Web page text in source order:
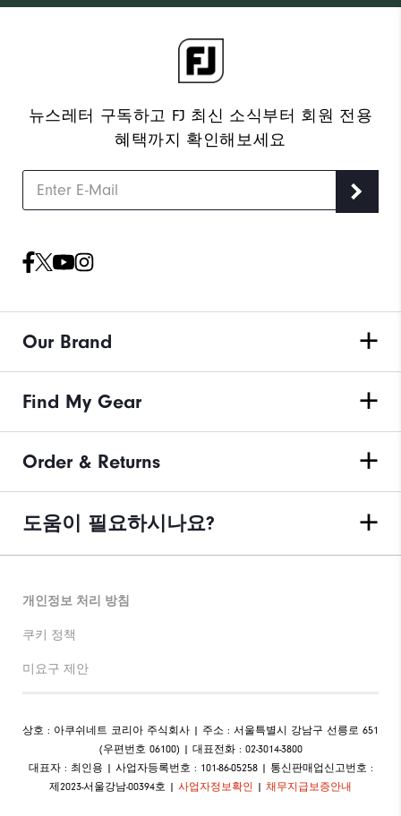
뉴스레터 구독하고 FJ 최신 소식부터 회원 전용
혜택까지 확인해보세요
Our Brand
Find My Gear
Order & Returns
도움이 필요하시나요?
개인정보 처리 방침
쿠키 정책
미요구 제안
상호 : 아쿠쉬네트 코리아 주식회사 | 주소 : 서울특별시 강남구 선릉로 651
(우편번호 06100) | 대표전화 : 02-3014-3800
대표자 : 최인용 | 사업자등록번호 : 101-86-05258 | 통신판매업신고번호 :
제2023-서울강남-00394호 | 사업자정보확인 | 채무지급보증안내